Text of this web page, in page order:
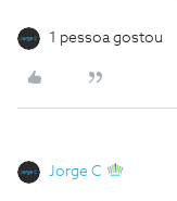
1 pessoa gostou
Jorge C